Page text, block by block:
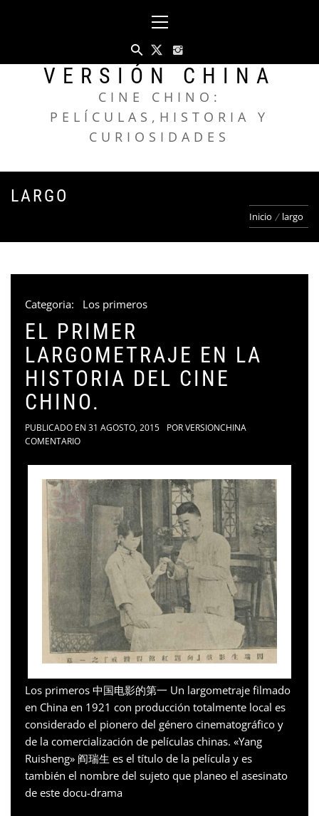
principal
VERSIÓN CHINA
CINE CHINO:
PELÍCULAS,HISTORIA Y
CURIOSIDADES
LARGO
Inicio largo
Categoria: Los primeros
EL PRIMER
LARGOMETRAJE EN LA
HISTORIA DEL CINE
CHINO.
PUBLICADO EN 31 AGOSTO, 2015 PORVERSIONCHINA
COMENTARIO
Los primeros 中国电影的第一 Un largometraje filmado
en China en 1921 con producción totalmente local es
considerado el pionero del género cinematográfico y
de la comercialización de películas chinas. «Yang
Ruisheng» 阎瑞生 es el título de la película y es
también el nombre del sujeto que planeo el asesinato
de este docu-drama